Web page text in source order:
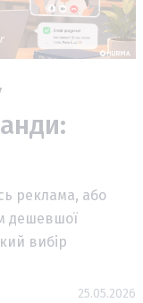
реклама, або
дешевшої
вибір
25.05.2026